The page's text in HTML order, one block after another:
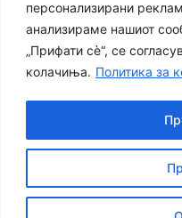
персонализирани
анализираме нашиот
„Прифати сè“, се
колачиња. Политика за
за заштита на печатени